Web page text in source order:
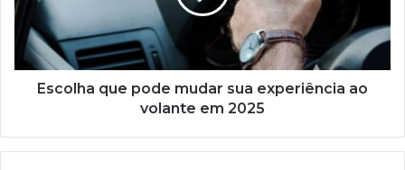
experiência
volante
em
2025Escolha que pode mudar sua experiência ao
volante em 2025